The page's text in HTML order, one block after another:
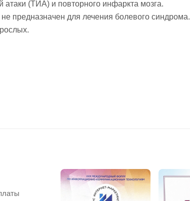
(ТИА) и повторного инфаркта мозга.
предназначен для лечения болевого синдрома.